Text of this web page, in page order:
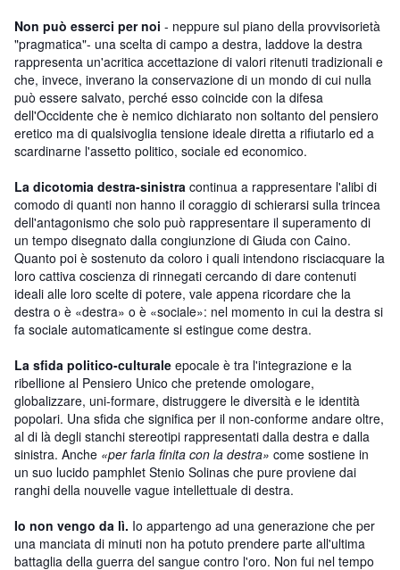
Non può esserci per noi - neppure sul piano della provvisorietà
"pragmatica"- una scelta di campo a destra, laddove la destra
rappresenta un'acritica accettazione di valori ritenuti tradizionali e
che, invece, inverano la conservazione di un mondo di cui nulla
può essere salvato, perché esso coincide con la difesa
dell'Occidente che è nemico dichiarato non soltanto del pensiero
eretico ma di qualsivoglia tensione ideale diretta a rifiutarlo ed a
scardinarne l'assetto politico, sociale ed economico.
La dicotomia destra-sinistra continua a rappresentare l'alibi di
comodo di quanti non hanno il coraggio di schierarsi sulla trincea
dell'antagonismo che solo può rappresentare il superamento di
un tempo disegnato dalla congiunzione di Giuda con Caino.
Quanto poi è sostenuto da coloro i quali intendono risciacquare la
loro cattiva coscienza di rinnegati cercando di dare contenuti
ideali alle loro scelte di potere, vale appena ricordare che la
destra o è «destra» o è «sociale»: nel momento in cui la destra si
fa sociale automaticamente si estingue come destra.
La sfida politico-culturale epocale è tra l'integrazione e la
ribellione al Pensiero Unico che pretende omologare,
globalizzare, uni-formare, distruggere le diversità e le identità
popolari. Una sfida che significa per il non-conforme andare oltre,
al di là degli stanchi stereotipi rappresentati dalla destra e dalla
sinistra. Anche «per farla finita con la destra» come sostiene in
un suo lucido pamphlet Stenio Solinas che pure proviene dai
ranghi della nouvelle vague intellettuale di destra.
Io non vengo da lì. Io appartengo ad una generazione che per
una manciata di minuti non ha potuto prendere parte all'ultima
battaglia della guerra del sangue contro l'oro. Non fui nel tempo